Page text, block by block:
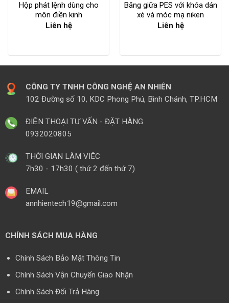
Hộp phát lệnh dùng cho
môn điền kinh
Liên hệ
Băng giữa PES với khóa dán
xé và móc mạ niken
Liên hệ
CÔNG TY TNHH CÔNG NGHỆ AN NHIÊN
102 Đường số 10, KDC Phong Phú, Bình Chánh, TP.HCM
ĐIỆN THOẠI TƯ VẤN - ĐẶT HÀNG
0932020805
THỜI GIAN LÀM VIÊC
7h30 - 17h30 ( thứ 2 đến thứ 7)
EMAIL
annhientech19@gmail.com
CHÍNH SÁCH MUA HÀNG
Chính Sách Bảo Mật Thông Tin
Chính Sách Vận Chuyển Giao Nhận
Chính Sách Đổi Trả Hàng